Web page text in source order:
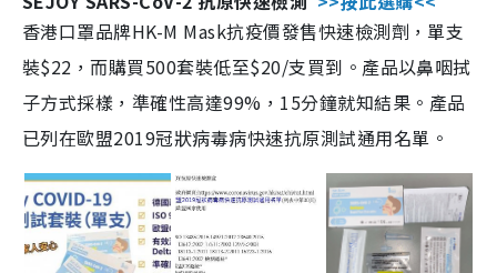
香港口罩品牌HK-M Mask抗疫價發售快速檢測劑，單支
裝$22，而購買500套裝低至$20/支買到。產品以鼻咽拭
子方式採樣，準確性高達99%，15分鐘就知結果。產品
已列在歐盟2019冠狀病毒病快速抗原測試通用名單。